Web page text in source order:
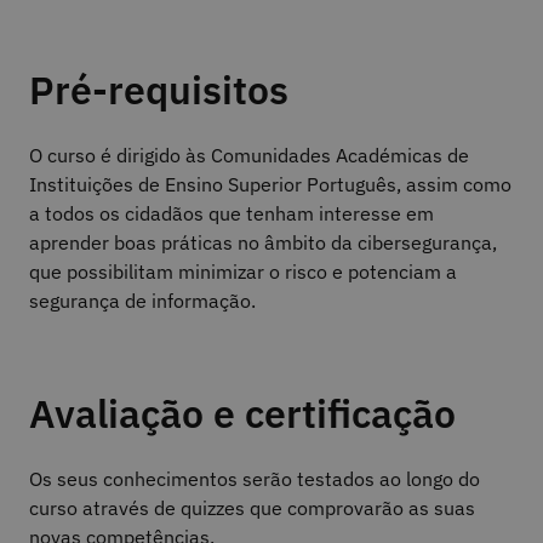
Pré-requisitos
O curso é dirigido às Comunidades Académicas de
Instituições de Ensino Superior Português, assim como
a todos os cidadãos que tenham interesse em
aprender boas práticas no âmbito da cibersegurança,
que possibilitam minimizar o risco e potenciam a
segurança de informação.
Avaliação e certificação
Os seus conhecimentos serão testados ao longo do
curso através de quizzes que comprovarão as suas
novas competências.